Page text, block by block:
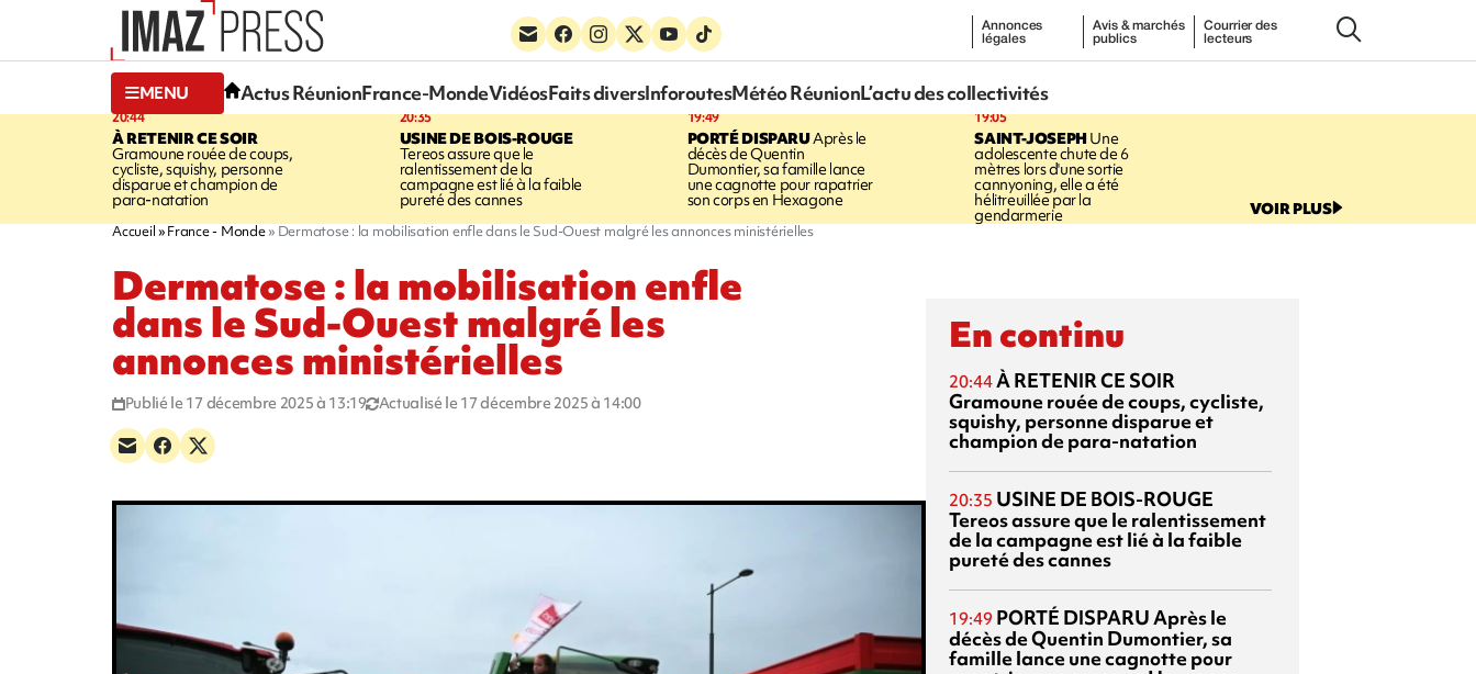
Annonces
légales
Avis & marchés
publics
Courrier des
lecteurs
MENU Actus RéunionFrance-MondeVidéosFaits diversInforoutesMétéo RéunionL’actu des collectivités
20:44
À RETENIR CE SOIR
Gramoune rouée de coups,
cycliste, squishy, personne
disparue et champion de
para-natation
20:35
USINE DE BOIS-ROUGE
Tereos assure que le
ralentissement de la
campagne est lié à la faible
pureté des cannes
19:49
PORTÉ DISPARUAprès le
décès de Quentin
Dumontier, sa famille lance
une cagnotte pour rapatrier
son corps en Hexagone
19:05
SAINT-JOSEPHUne
adolescente chute de 6
mètres lors d'une sortie
cannyoning, elle a été
hélitreuillée par la
gendarmerie VOIR PLUS
Accueil France - Monde Dermatose : la mobilisation enfle dans le Sud-Ouest malgré les annonces ministérielles
Dermatose : la mobilisation enfle
dans le Sud-Ouest malgré les
annonces ministérielles
Publié le 17 décembre 2025 à 13:19 Actualisé le 17 décembre 2025 à 14:00
En continu
20:44À RETENIR CE SOIR
Gramoune rouée de coups, cycliste,
squishy, personne disparue et
champion de para-natation
20:35 USINE DE BOIS-ROUGE
Tereos assure que le ralentissement
de la campagne est lié à la faible
pureté des cannes
19:49 PORTÉ DISPARUAprès le
décès de Quentin Dumontier, sa
famille lance une cagnotte pour